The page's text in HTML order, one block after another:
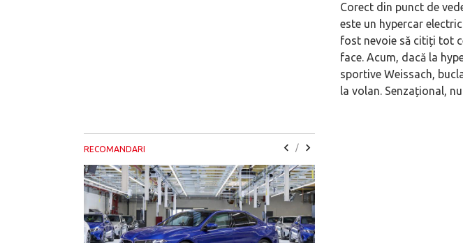
Corect din punct de
este un hypercar
fost nevoie să citiți tot
face. Acum, dacă la
sportive Weissach,
la volan. Senzațional,
RECOMANDARI /